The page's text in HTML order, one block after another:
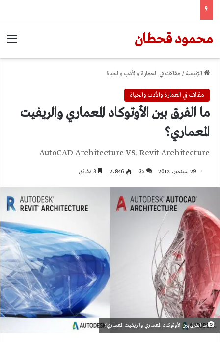
محمود قحطان
الرّئيسة / مقالات في العمارة والأدب والحياة
مقالات في العمارة والأدب والحياة
ما الفرق بين الأوتوكاد المعماري والريفيت
المعماري؟
AutoCAD Architecture VS. Revit Architecture
29 سبتمبر، 2012 35 2٬846
ما الفرق بين الأوتوكاد المعماري والريفيت المعماري؟